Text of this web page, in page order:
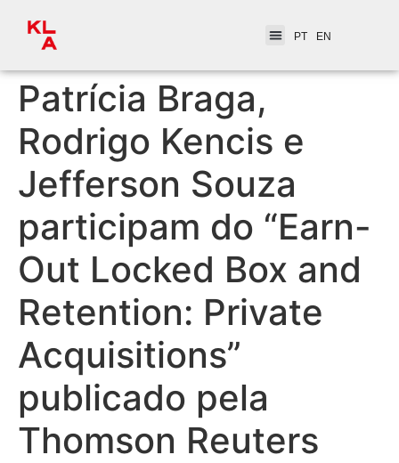
PT EN
Patrícia Braga,
Rodrigo Kencis e
Jefferson Souza
participam do “Earn-
Out Locked Box and
Retention: Private
Acquisitions”
publicado pela
Thomson Reuters